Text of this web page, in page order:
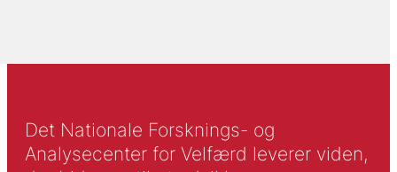
Det Nationale Forsknings- og
Analysecenter for Velfærd leverer viden,